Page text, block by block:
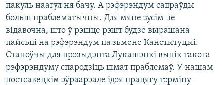
пакуль наагул ня бачу. А рэфэрэндум сапраўды
больш праблематычны. Для мяне зусім не
відавочна, што ў рэшце рэшт будзе вырашана
пайсьці на рэфэрэндум па зьмене Канстытуцыі.
Станоўчы для прэзыдэнта Лукашэнкі вынік такога
рэфэрэндуму спародзіць шмат праблемаў. У нашам
постсавецкім эўраарэале ідэя працягу тэрміну